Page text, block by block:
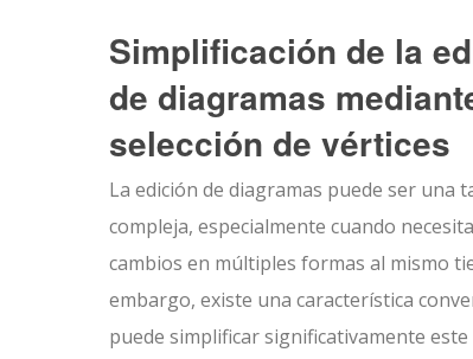
Simplificación de la
de diagramas
selección de vértices
La edición de diagramas puede ser una
compleja, especialmente cuando
cambios en múltiples formas al mismo
embargo, existe una característica
puede simplificar significativamente